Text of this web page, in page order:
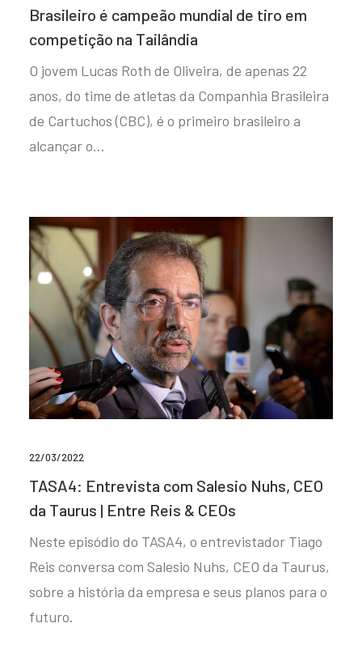
Brasileiro é campeão mundial de tiro em
competição na Tailândia
O jovem Lucas Roth de Oliveira, de apenas 22
anos, do time de atletas da Companhia Brasileira
de Cartuchos (CBC), é o primeiro brasileiro a
alcançar o…
22/03/2022
TASA4: Entrevista com Salesio Nuhs, CEO
da Taurus | Entre Reis & CEOs
Neste episódio do TASA4, o entrevistador Tiago
Reis conversa com Salesio Nuhs, CEO da Taurus,
sobre a história da empresa e seus planos para o
futuro.